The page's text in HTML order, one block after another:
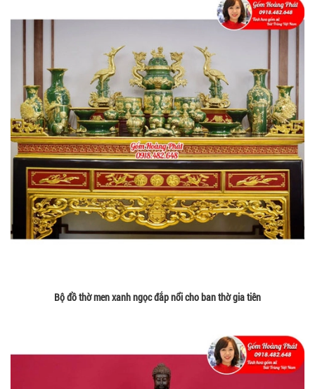
Bộ đồ thờ men xanh ngọc đắp nổi cho ban thờ gia tiên